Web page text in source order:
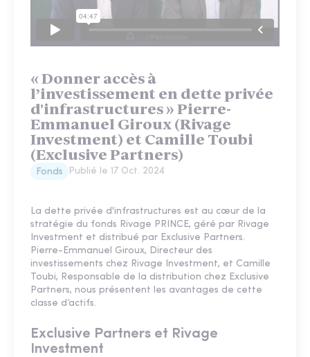
« Donner accès à
l’investissement en dette privée
d'infrastructures » Pierre-
Emmanuel Giroux (Rivage
Investment) et Camille Toubi
(Exclusive Partners)
Fonds Publié le 17 Oct. 2024
La dette privée d'infrastructures est au cœur de la
stratégie du fonds Rivage PRINCE, géré par Rivage
Investment et distribué par Exclusive Partners.
Pierre-Emmanuel Giroux, Directeur des
investissements chez Rivage Investment, et Camille
Toubi, Responsable de la distribution chez Exclusive
Partners, nous présentent les avantages de cette
classe d’actifs.
Exclusive Partners et Rivage
Investment